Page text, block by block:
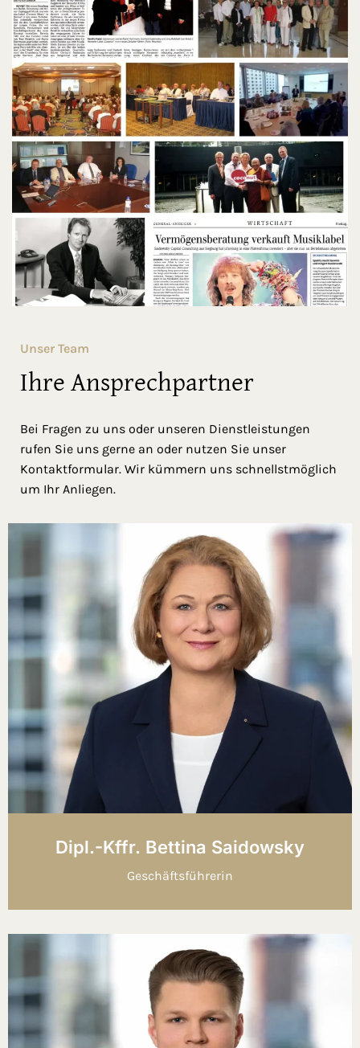
Unser Team
Ihre Ansprechpartner
Bei Fragen zu uns oder unseren Dienstleistungen
rufen Sie uns gerne an oder nutzen Sie unser
Kontaktformular. Wir kümmern uns schnellstmöglich
um Ihr Anliegen.
Dipl.-Kffr. Bettina Saidowsky
Geschäftsführerin